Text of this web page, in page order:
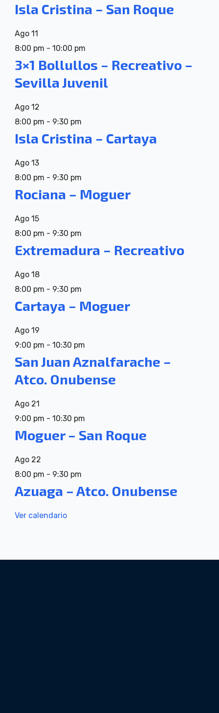
Isla Cristina – San Roque
Ago 11
8:00 pm - 10:00 pm
3×1 Bollullos – Recreativo –
Sevilla Juvenil
Ago 12
8:00 pm - 9:30 pm
Isla Cristina – Cartaya
Ago 13
8:00 pm - 9:30 pm
Rociana – Moguer
Ago 15
8:00 pm - 9:30 pm
Extremadura – Recreativo
Ago 18
8:00 pm - 9:30 pm
Cartaya – Moguer
Ago 19
9:00 pm - 10:30 pm
San Juan Aznalfarache –
Atco. Onubense
Ago 21
9:00 pm - 10:30 pm
Moguer – San Roque
Ago 22
8:00 pm - 9:30 pm
Azuaga – Atco. Onubense
Ver calendario